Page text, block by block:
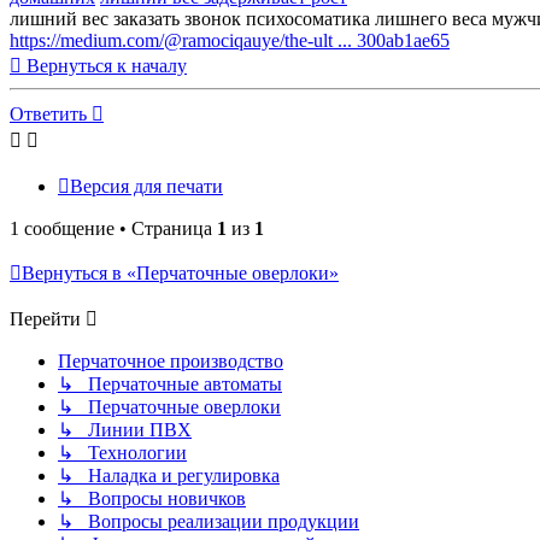
лишний вес заказать звонок психосоматика лишнего веса
https://medium.com/@ramociqauye/the-ult ... 300ab1ae65
Вернуться к началу
Ответить
Версия для печати
1 сообщение • Страница 1 из 1
Вернуться в «Перчаточные оверлоки»
Перейти
Перчаточное производство
↳ Перчаточные автоматы
↳ Перчаточные оверлоки
↳ Линии ПВХ
↳ Технологии
↳ Наладка и регулировка
↳ Вопросы новичков
↳ Вопросы реализации продукции